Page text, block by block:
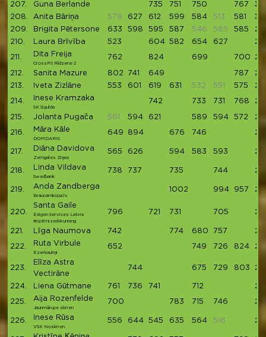
207. Guna Berlande 735 751 750 767
208.
Anita Bāriņa 578 627 612 599 584 513 581
209.
Brigita Pētersone 633 598 595 587 546 585 585
210.
Laura Brīvība 523 604 582 654 627
211. Dita Freija
CrossFit Rīdzene 2
762 824 699 700
212. Sanita Mazure 802 741 649 787
213.
Iveta Zizlāne 553 601 619 631 532 551 575
214. Inese Kramzaka
SK Sigulda
742 733 731 768
215. Jolanta Pugača 561 594 621 589 594 572
216. Māra Kāle
DOMDARIS
649 894 676 746
217. Diāna Davidova
Zemgales Ziņas
565 626 594 583 593
218. Linda Vildava
Swedbank
738 737 735 744
219. Anda Zandberga
Braucamkopa.lv
1002 994 957
220.
Santa Gaile
Exigen Services Latvia
#optimized4running
796 721 731 705
221. Līga Naumova 742 774 680 757
222. Ruta Virbule
Ezerkauliņi
652 749 726 824
223.
Elīza Astra
Vectirāne
744 675 729 803
224. Liena Gūtmane 761 736 741 712
225. Aija Rozenfelde
Jaunmārupe skrien
700 783 715 746
226. Inese Rūsa
VSK Noskrien
556 644 545 635 564 516